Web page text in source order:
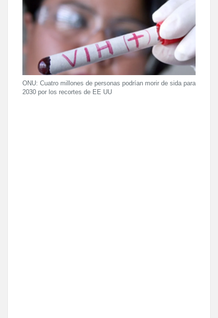
ONU: Cuatro millones de personas podrían morir de sida para
2030 por los recortes de EE UU